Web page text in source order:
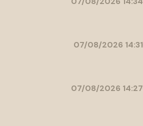
07/08/2026 14:31
07/08/2026 14:27